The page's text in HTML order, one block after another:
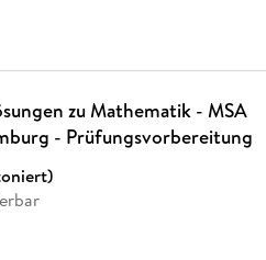
zu Mathematik - MSA
- Prüfungsvorbereitung